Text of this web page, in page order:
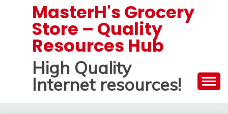
MasterH's Grocery
Store – Quality
Resources Hub
High Quality
Internet resources!